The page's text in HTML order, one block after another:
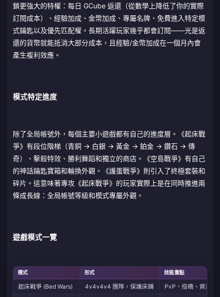
鎖更強大的特權：每日 GCube 返還（從數學上降低了你的實際
訂閱成本）、經驗加成、金幣加成、專屬名牌、免費進入特定模
式鑰匙以及優先匹配權。長期活躍玩家幾乎都會訂閱——光是返
還的貨幣就能抵消大部分成本，且經驗/金幣加成在一個月內會
產生複利效應。
模式特定進度
除了全局帳號外，每個主要小遊戲都有自己的進度層。《起床戰
爭》有段位階梯（青銅 → 白銀 → 黃金 → 鉑金 → 鑽石 → 傳
奇）、擊殺特效、勝利舞蹈和獨立的商店。《空島戰爭》有自己
的神話鑰匙寶箱和輪換外觀。《護蛋戰爭》則引入了終極套裝和
碎片。這意味著專攻《起床戰爭》的玩家實際上是在同時推進兩
條成長線：全局帳號等級和模式專屬外觀。
遊戲模式一覽
模式 形式 技能重點
起床戰爭 (Bed Wars) 4v4v4v4 團隊，保護床鋪
PvP、搭橋、資源管